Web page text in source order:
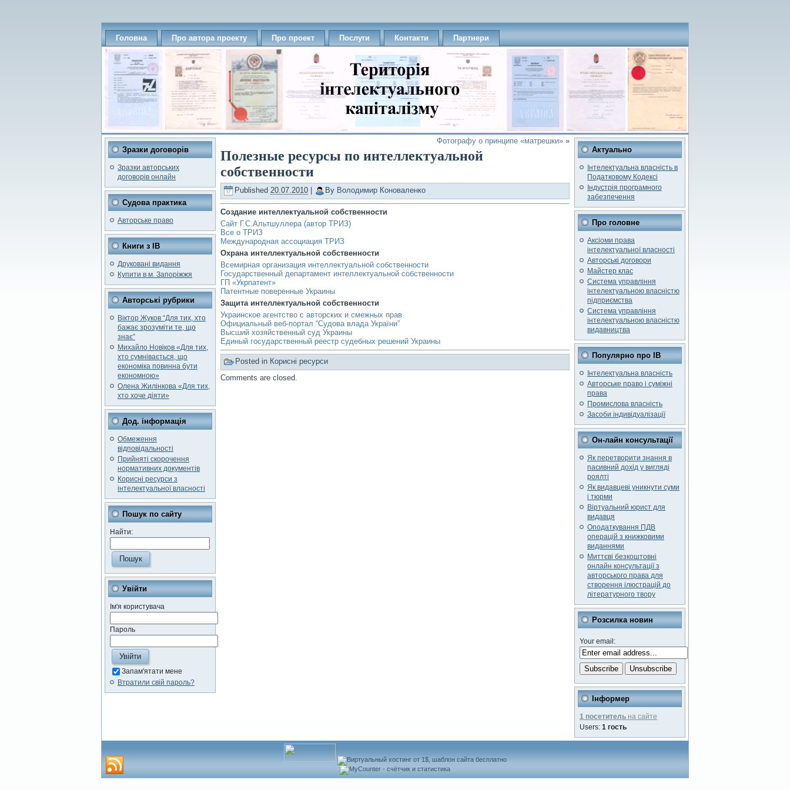
Головна Про автора проекту Про проект Послуги Контакти Партнери
Зразки договорів
Зразки авторських
договорів онлайн
Судова практика
Авторське право
Книги з ІВ
Друковані видання
Купити в м. Запоріжжя
Авторські рубрики
Віктор Жуков “Для тих, хто
бажає зрозуміти те, що
знає”
Михайло Новіков «Для тих,
хто сумнівається, що
економіка повинна бути
економною»
Олена Жилінкова «Для тих,
хто хоче діяти»
Дод. інформація
Обмеження
відповідальності
Прийняті скорочення
нормативних документів
Корисні ресурси з
інтелектуальної власності
Пошук по сайту
Найти:
Увійти
Ім'я користувача
Пароль
Запам'ятати мене
Втратили свій пароль?
Фотографу о принципе «матрешки» »
Полезные ресурсы по интеллектуальной
собственности
Published 20.07.2010 By Володимир Коноваленко
Создание интеллектуальной собственности
Сайт Г.С.Альтшуллера (автор ТРИЗ)
Все о ТРИЗ
Международная ассоциация ТРИЗ
Охрана интеллектуальной собственности
Всемирная организация интеллектуальной собственности
Государственный департамент интеллектуальной собственности
ГП «Укрпатент»
Патентные поверенные Украины
Защита интеллектуальной собственности
Украинское агентство с авторских и смежных прав
Официальный веб-портал “Судова влада України”
Высший хозяйственный суд Украины
Единый государственный реестр судебных решений Украины
Posted in Корисні ресурси
Comments are closed.
Актуально
Інтелектуальна власність в
Податковому Кодексі
Індустрія програмного
забезпечення
Про головне
Аксіоми права
інтелектуальної власності
Авторські договори
Майстер клас
Система управління
інтелектуальною власністю
підприємства
Система управління
інтелектуальною власністю
видавництва
Популярно про ІВ
Інтелектуальна власність
Авторське право і суміжні
права
Промислова власність
Засоби індивідуалізації
Он-лайн консультації
Як перетворити знання в
пасивний дохід у вигляді
роялті
Як видавцеві уникнути суми
і тюрми
Віртуальний юрист для
видавця
Оподаткування ПДВ
операцій з книжковими
виданнями
Миттєві безкоштовні
онлайн консультації з
авторського права для
створення ілюстрацій до
літературного твору
Розсилка новин
Your email:
Інформер
1 посетитель на сайте
Users: 1 гость